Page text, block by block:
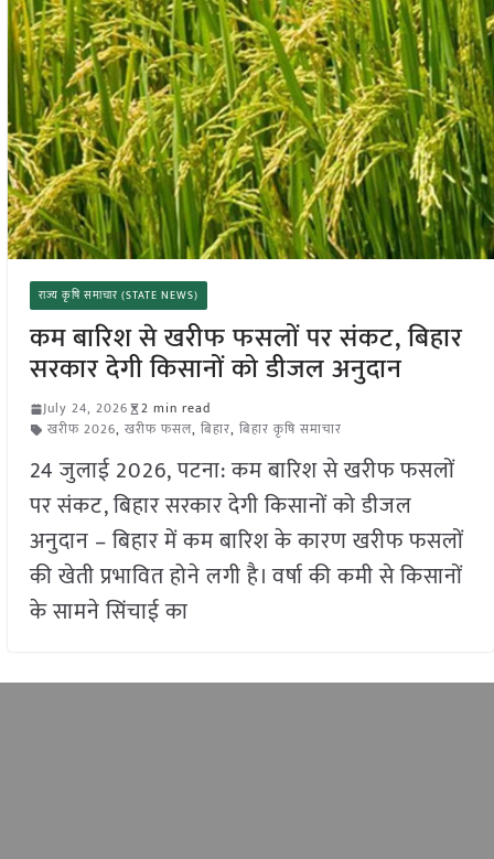
राज्य कृषि समाचार (STATE NEWS)
कम बारिश से खरीफ फसलों पर संकट, बिहार
सरकार देगी किसानों को डीजल अनुदान
July 24, 2026
2 min read
खरीफ 2026, खरीफ फसल, बिहार, बिहार कृषि समाचार
24 जुलाई 2026, पटना: कम बारिश से खरीफ फसलों
पर संकट, बिहार सरकार देगी किसानों को डीजल
अनुदान – बिहार में कम बारिश के कारण खरीफ फसलों
की खेती प्रभावित होने लगी है। वर्षा की कमी से किसानों
के सामने सिंचाई का